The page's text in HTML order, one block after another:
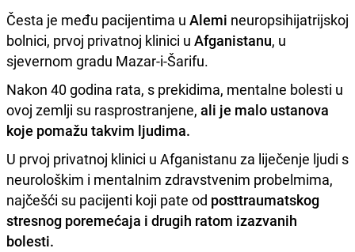
Česta je među pacijentima u Alemi neuropsihijatrijskoj
bolnici, prvoj privatnoj klinici u Afganistanu, u
sjevernom gradu Mazar-i-Šarifu.
Nakon 40 godina rata, s prekidima, mentalne bolesti u
ovoj zemlji su rasprostranjene, ali je malo ustanova
koje pomažu takvim ljudima.
U prvoj privatnoj klinici u Afganistanu za liječenje ljudi s
neurološkim i mentalnim zdravstvenim probelmima,
najčešći su pacijenti koji pate od posttraumatskog
stresnog poremećaja i drugih ratom izazvanih
bolesti.